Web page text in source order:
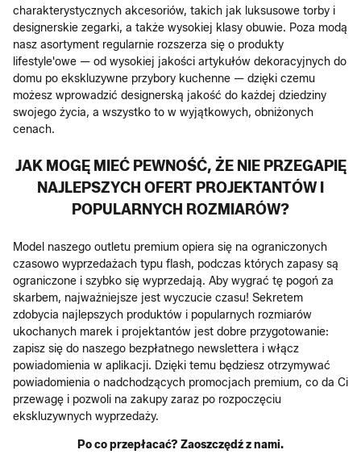
charakterystycznych akcesoriów, takich jak luksusowe torby i
designerskie zegarki, a także wysokiej klasy obuwie. Poza modą
nasz asortyment regularnie rozszerza się o produkty
lifestyle'owe — od wysokiej jakości artykułów dekoracyjnych do
domu po ekskluzywne przybory kuchenne — dzięki czemu
możesz wprowadzić designerską jakość do każdej dziedziny
swojego życia, a wszystko to w wyjątkowych, obniżonych
cenach.
JAK MOGĘ MIEĆ PEWNOŚĆ, ŻE NIE PRZEGAPIĘ
NAJLEPSZYCH OFERT PROJEKTANTÓW I
POPULARNYCH ROZMIARÓW?
Model naszego outletu premium opiera się na ograniczonych
czasowo wyprzedażach typu flash, podczas których zapasy są
ograniczone i szybko się wyprzedają. Aby wygrać tę pogoń za
skarbem, najważniejsze jest wyczucie czasu! Sekretem
zdobycia najlepszych produktów i popularnych rozmiarów
ukochanych marek i projektantów jest dobre przygotowanie:
zapisz się do naszego bezpłatnego newslettera i włącz
powiadomienia w aplikacji. Dzięki temu będziesz otrzymywać
powiadomienia o nadchodzących promocjach premium, co da Ci
przewagę i pozwoli na zakupy zaraz po rozpoczęciu
ekskluzywnych wyprzedaży.
Po co przepłacać? Zaoszczędź z nami.